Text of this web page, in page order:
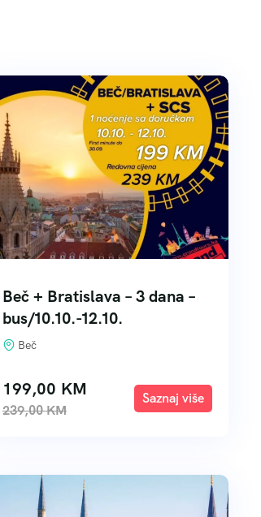
Beč + Bratislava – 3 dana –
bus/10.10.-12.10.
Beč
199,00 KM
239,00KM
Explore